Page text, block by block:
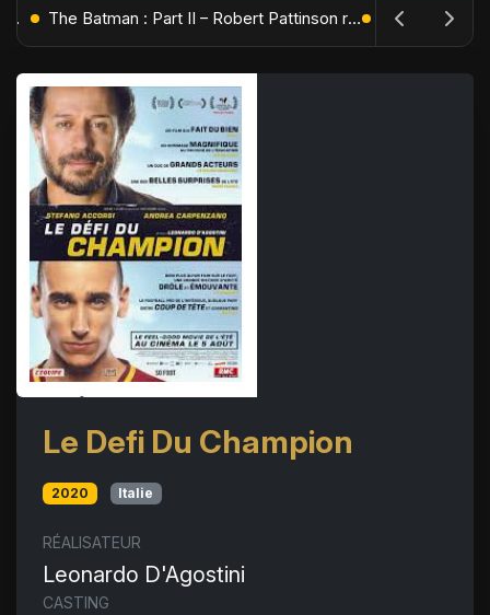
L'Âge de Glace : Le Réveil du Volcan – Manny, Sid et Diego de retour pour une aventure explosive The Batman : Part II – Robert Pattinson replonge dans les ténèbres de Gotham dès octobre 2027
Le Defi Du Champion
2020 Italie
RÉALISATEUR
Leonardo D'Agostini
CASTING